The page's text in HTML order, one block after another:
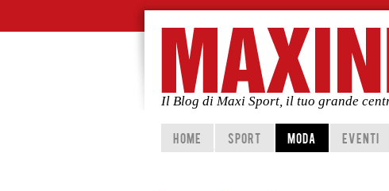
Il Blog di Maxi Sport, il tuo grande
Vai al contenuto principale
Vai al contenuto secondario
HOME SPORT MODA EVENTI